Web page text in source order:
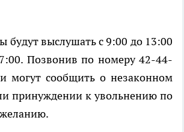
будут выслушать с 9:00 до 13:00
Позвонив по номеру 42-44-
могут сообщить о незаконном
принуждении к увольнению по